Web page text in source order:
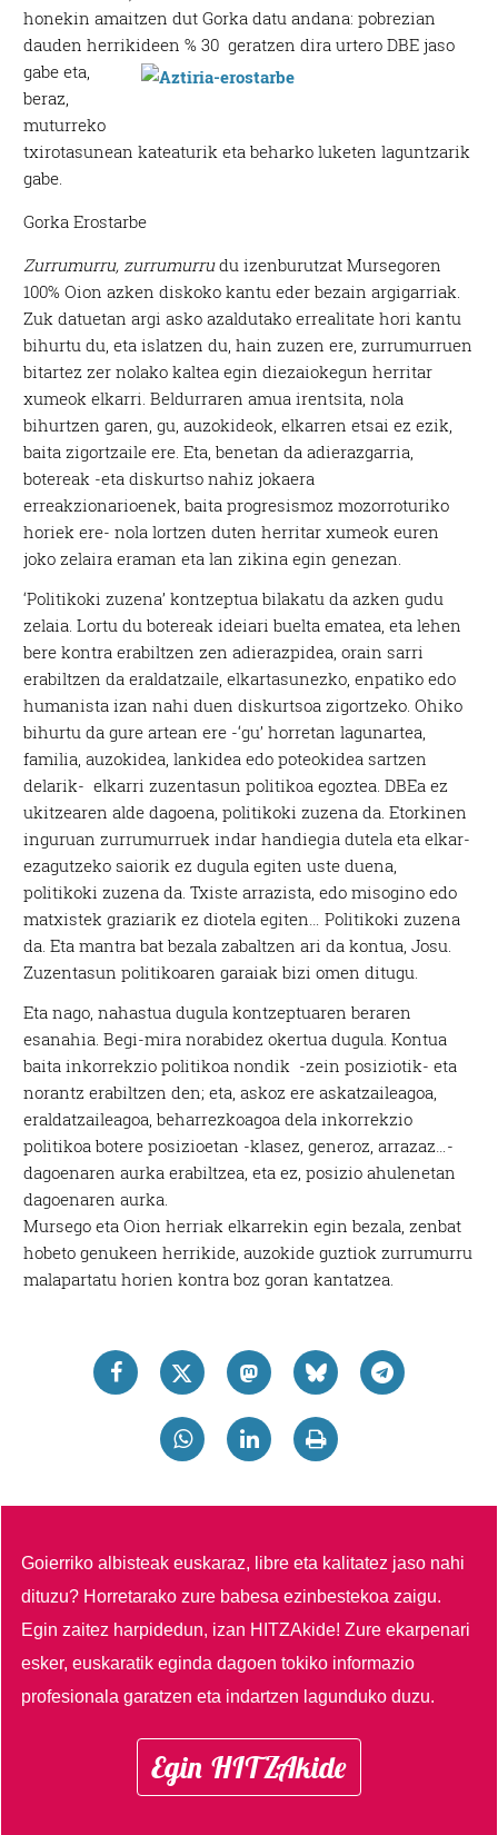
honekin amaitzen dut Gorka datu andana: pobrezian
dauden herrikideen % 30 geratzen dira urtero DBE jaso
gabe eta,
beraz,
muturreko
txirotasunean kateaturik eta beharko luketen laguntzarik
gabe.
Gorka Erostarbe
Zurrumurru, zurrumurrudu izenburutzat Mursegoren
100% Oion azken diskoko kantu eder bezain argigarriak.
Zuk datuetan argi asko azaldutako errealitate hori kantu
bihurtu du, eta islatzen du, hain zuzen ere, zurrumurruen
bitartez zer nolako kaltea egin diezaiokegun herritar
xumeok elkarri. Beldurraren amua irentsita, nola
bihurtzen garen, gu, auzokideok, elkarren etsai ez ezik,
baita zigortzaile ere. Eta, benetan da adierazgarria,
botereak -eta diskurtso nahiz jokaera
erreakzionarioenek, baita progresismoz mozorroturiko
horiek ere- nola lortzen duten herritar xumeok euren
joko zelaira eraman eta lan zikina egin genezan.
‘Politikoki zuzena’ kontzeptua bilakatu da azken gudu
zelaia. Lortu du botereak ideiari buelta ematea, eta lehen
bere kontra erabiltzen zen adierazpidea, orain sarri
erabiltzen da eraldatzaile, elkartasunezko, enpatiko edo
humanista izan nahi duen diskurtsoa zigortzeko. Ohiko
bihurtu da gure artean ere -‘gu’ horretan lagunartea,
familia, auzokidea, lankidea edo poteokidea sartzen
delarik- elkarri zuzentasun politikoa egoztea. DBEa ez
ukitzearen alde dagoena, politikoki zuzena da. Etorkinen
inguruan zurrumurruek indar handiegia dutela eta elkar-
ezagutzeko saiorik ez dugula egiten uste duena,
politikoki zuzena da. Txiste arrazista, edo misogino edo
matxistek graziarik ez diotela egiten… Politikoki zuzena
da. Eta mantra bat bezala zabaltzen ari da kontua, Josu.
Zuzentasun politikoaren garaiak bizi omen ditugu.
Eta nago, nahastua dugula kontzeptuaren beraren
esanahia. Begi-mira norabidez okertua dugula. Kontua
baita inkorrekzio politikoa nondik -zein posiziotik- eta
norantz erabiltzen den; eta, askoz ere askatzaileagoa,
eraldatzaileagoa, beharrezkoagoa dela inkorrekzio
politikoa botere posizioetan -klasez, generoz, arrazaz…-
dagoenaren aurka erabiltzea, eta ez, posizio ahulenetan
dagoenaren aurka.
Mursego eta Oion herriak elkarrekin egin bezala, zenbat
hobeto genukeen herrikide, auzokide guztiok zurrumurru
malapartatu horien kontra boz goran kantatzea.
Goierriko albisteak euskaraz, libre eta kalitatez jaso nahi
dituzu? Horretarako zure babesa ezinbestekoa zaigu.
Egin zaitez harpidedun, izan HITZAkide!Zure ekarpenari
esker, euskaratik eginda dagoen tokiko informazio
profesionala garatzen eta indartzen lagunduko duzu.
Egin HITZAkide